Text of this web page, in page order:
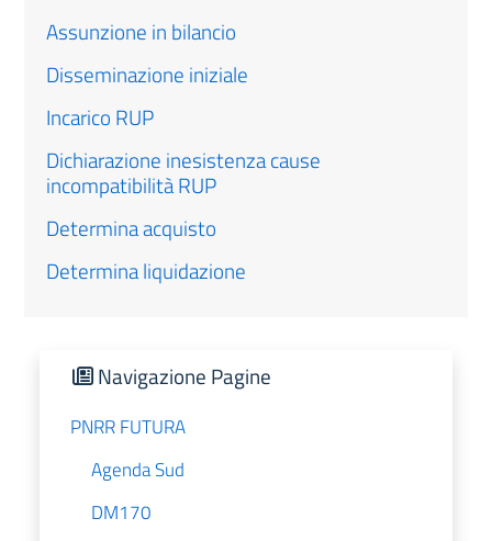
Assunzione in bilancio
Disseminazione iniziale
Incarico RUP
Dichiarazione inesistenza cause
incompatibilità RUP
Determina acquisto
Determina liquidazione
Navigazione Pagine
PNRR FUTURA
Agenda Sud
DM170